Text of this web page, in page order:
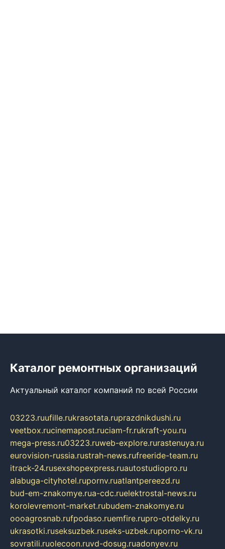
Каталог ремонтных организаций
Актуальный каталог компаний по всей России
03223.ruufille.rukrasotata.ruprazdnikdushi.ru
veetbox.rucinemapost.ruciam-fr.rukraft-you.ru
mega-press.ru03223.ruweb-explore.rurastenuya.ru
eurovision-russia.rustrah-news.rufreeride-team.ru
itrack-24.rusexshopexpress.ruautostudiopro.ru
alabuga-cityhotel.rupornv.ruatlantpereezd.ru
bud-em-znakomye.rua-cdc.ruelektrostal-news.ru
korolevremont-market.rubudem-znakomye.ru
oooagrosnab.rufpodaso.ruemfire.rupro-otdelky.ru
ukrasotki.ruseksuzbek.ruseks-uzbek.ruporno-vk.ru
sovratili.ruolecoon.ruvd-dosug.ruadonyev.ru